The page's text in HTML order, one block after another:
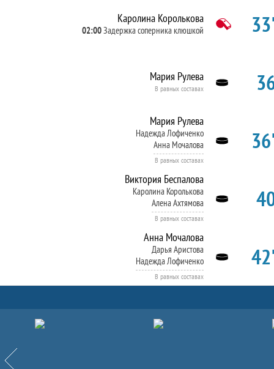
Каролина Королькова
02:00Задержка соперника клюшкой
Мария Рулева
В равных составах
Мария Рулева
Надежда Лофиченко
Анна Мочалова
В равных составах
Виктория Беспалова
Каролина Королькова
Алена Ахтямова
В равных составах
Анна Мочалова
Дарья Аристова
Надежда Лофиченко
В равных составах
Назад
Партнёры